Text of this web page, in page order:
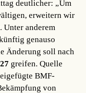
deutlicher: „Um
erweitern wir
Unter anderem
genauso
Änderung soll nach
greifen.Quelle
BMF-
von